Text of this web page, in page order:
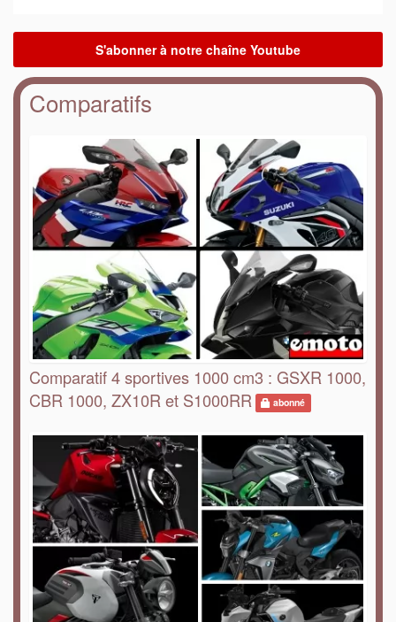
Comparatifs
Comparatif 4 sportives 1000 cm3 : GSXR 1000,
CBR 1000, ZX10R et S1000RR
abonné